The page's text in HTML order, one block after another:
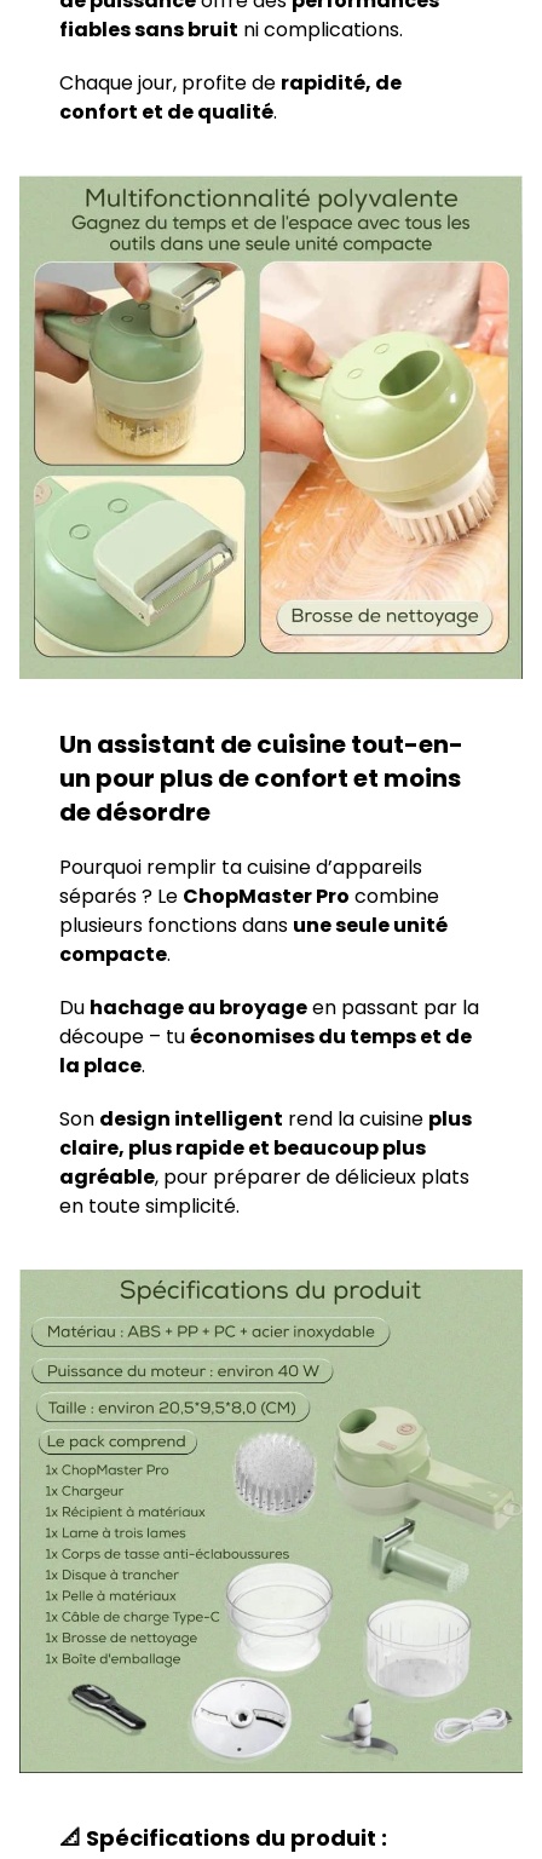
fiables sans bruit ni complications.
Chaque jour, profite de rapidité, de
confort et de qualité.
Un assistant de cuisine tout-en-
un pour plus de confort et moins
de désordre
Pourquoi remplir ta cuisine d’appareils
séparés ? Le ChopMaster Pro combine
plusieurs fonctions dans une seule unité
compacte.
Du hachage au broyageen passant par la
découpe – tuéconomises du temps et de
la place.
Son design intelligent rend la cuisine plus
claire, plus rapide et beaucoup plus
agréable, pour préparer de délicieux plats
en toute simplicité.
📐 Spécifications du produit :